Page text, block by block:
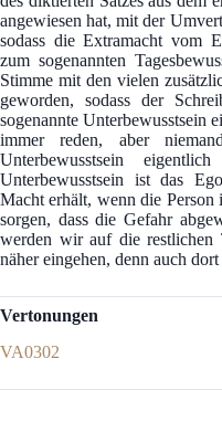
angewiesen hat, mit der
sodass die Extramacht vom
zum sogenannten
Stimme mit den vielen
geworden, sodass der
sogenannte Unterbewusstsein
immer reden, aber
Unterbewusstsein
Unterbewusstsein ist das
Macht erhält, wenn die
sorgen, dass die Gefahr
werden wir auf die restlichen
näher eingehen, denn auch
Vertonungen
VA0302